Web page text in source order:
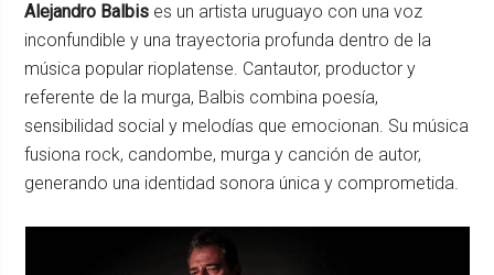
Alejandro Balbis es un artista uruguayo con una voz
inconfundible y una trayectoria profunda dentro de la
música popular rioplatense. Cantautor, productor y
referente de la murga, Balbis combina poesía,
sensibilidad social y melodías que emocionan. Su música
fusiona rock, candombe, murga y canción de autor,
generando una identidad sonora única y comprometida.